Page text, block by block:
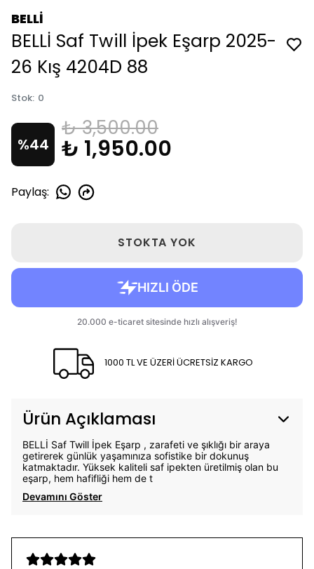
BELLİ
BELLİ Saf Twill İpek Eşarp 2025-
26 Kış 4204D 88
Stok: 0
%44
₺ 3,500.00
₺ 1,950.00
Paylaş:
STOKTA YOK
1000 TL VE ÜZERİ ÜCRETSİZ KARGO
Ürün Açıklaması
BELLİ Saf Twill İpek Eşarp , zarafeti ve şıklığı bir araya
getirerek günlük yaşamınıza sofistike bir dokunuş
katmaktadır. Yüksek kaliteli saf ipekten üretilmiş olan bu
eşarp, hem hafifliği hem de t
Devamını Göster